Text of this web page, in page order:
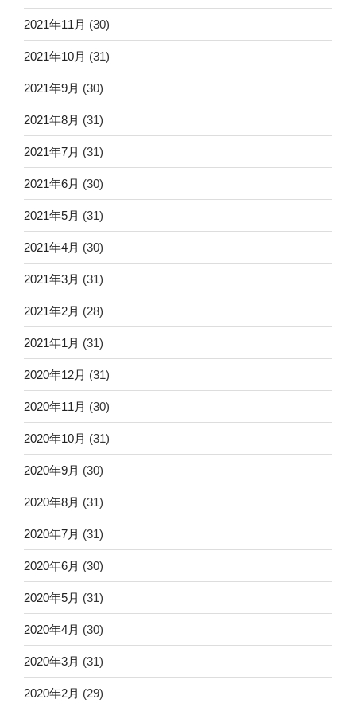
2021年11月 (30)
2021年10月 (31)
2021年9月 (30)
2021年8月 (31)
2021年7月 (31)
2021年6月 (30)
2021年5月 (31)
2021年4月 (30)
2021年3月 (31)
2021年2月 (28)
2021年1月 (31)
2020年12月 (31)
2020年11月 (30)
2020年10月 (31)
2020年9月 (30)
2020年8月 (31)
2020年7月 (31)
2020年6月 (30)
2020年5月 (31)
2020年4月 (30)
2020年3月 (31)
2020年2月 (29)